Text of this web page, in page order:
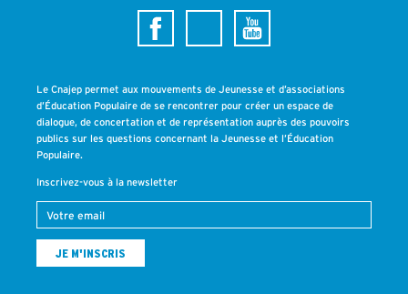
Le Cnajep permet aux mouvements de Jeunesse et d’associations
d’Éducation Populaire de se rencontrer pour créer un espace de
dialogue, de concertation et de représentation auprès des pouvoirs
publics sur les questions concernant la Jeunesse et l’Éducation
Populaire.
Inscrivez-vous à la newsletter